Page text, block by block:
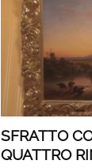
SFRATTO
QUATTRO